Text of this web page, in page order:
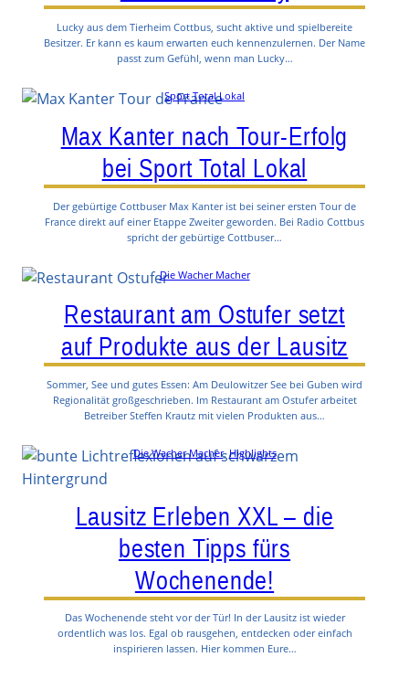
Lucky aus dem Tierheim Cottbus, sucht aktive und spielbereite
Besitzer. Er kann es kaum erwarten euch kennenzulernen. Der Name
passt zum Gefühl, wenn man Lucky…
Sport Total Lokal
Max Kanter nach Tour-Erfolg
bei Sport Total Lokal
Der gebürtige Cottbuser Max Kanter ist bei seiner ersten Tour de
France direkt auf einer Etappe Zweiter geworden. Bei Radio Cottbus
spricht der gebürtige Cottbuser…
Die Wacher Macher
Restaurant am Ostufer setzt
auf Produkte aus der Lausitz
Sommer, See und gutes Essen: Am Deulowitzer See bei Guben wird
Regionalität großgeschrieben. Im Restaurant am Ostufer arbeitet
Betreiber Steffen Krautz mit vielen Produkten aus…
Die Wacher Macher, Highlights
Lausitz Erleben XXL – die
besten Tipps fürs
Wochenende!
Das Wochenende steht vor der Tür! In der Lausitz ist wieder
ordentlich was los. Egal ob rausgehen, entdecken oder einfach
inspirieren lassen. Hier kommen Eure…